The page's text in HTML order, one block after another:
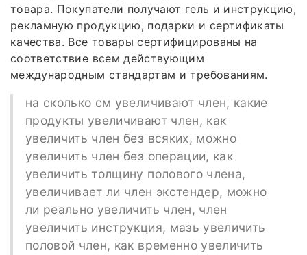
товара. Покупатели получают гель и инструкцию,
рекламную продукцию, подарки и сертификаты
качества. Все товары сертифицированы на
соответствие всем действующим
международным стандартам и требованиям.
на сколько см увеличивают член, какие
продукты увеличивают член, как
увеличить член без всяких, можно
увеличить член без операции, как
увеличить толщину полового члена,
увеличивает ли член экстендер, можно
ли реально увеличить член, член
увеличить инструкция, мазь увеличить
половой член, как временно увеличить